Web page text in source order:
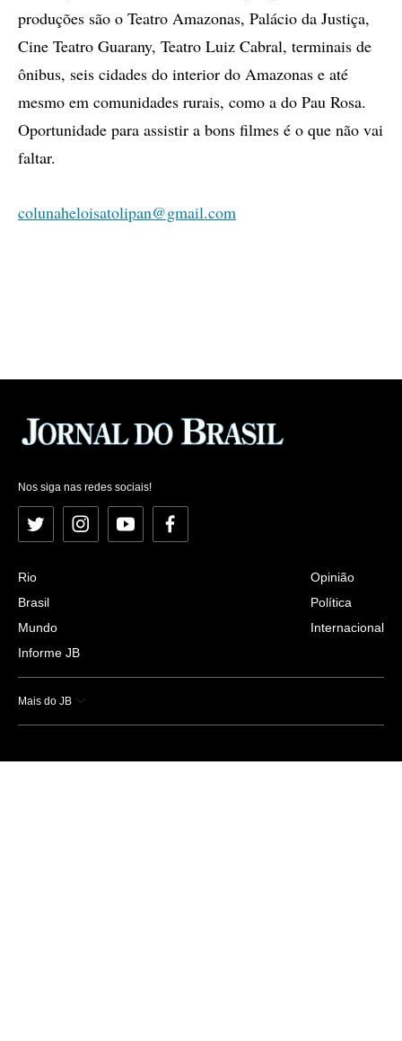
produções são o Teatro Amazonas, Palácio da Justiça,
Cine Teatro Guarany, Teatro Luiz Cabral, terminais de
ônibus, seis cidades do interior do Amazonas e até
mesmo em comunidades rurais, como a do Pau Rosa.
Oportunidade para assistir a bons filmes é o que não vai
faltar.
colunaheloisatolipan@gmail.com
Nos siga nas redes sociais!
Twitter InstagramYouTubeFacebook
Rio
Brasil
Mundo
Informe JB
Opinião
Política
Internacional
Mais do JB
Esportes